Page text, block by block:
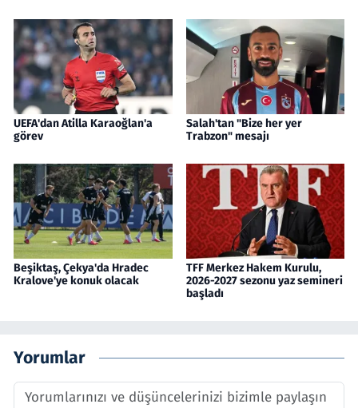
UEFA'dan Atilla Karaoğlan'a
görev
Salah'tan "Bize her yer
Trabzon" mesajı
Beşiktaş, Çekya'da Hradec
Kralove'ye konuk olacak
TFF Merkez Hakem Kurulu,
2026-2027 sezonu yaz semineri
başladı
Yorumlar